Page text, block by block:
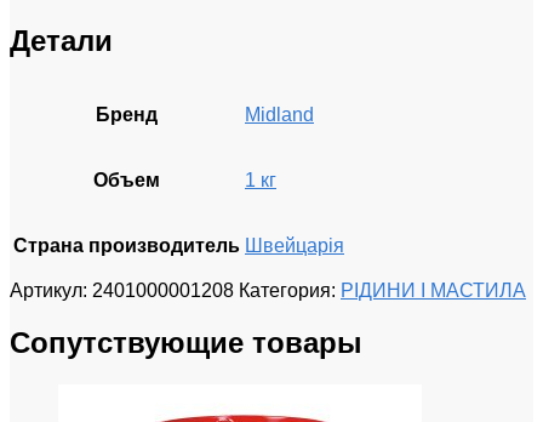
Детали
Бренд Midland
Объем 1 кг
Страна производитель Швейцарія
Артикул: 2401000001208 Категория: РІДИНИ І МАСТИЛА
Сопутствующие товары